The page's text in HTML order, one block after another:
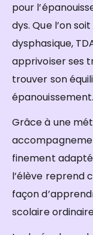
pour
dys. Que l’on
dysphasique,
apprivoiser ses
trouver son
épanouissement.
Grâce à une
finement
l’élève reprend
façon
scolaire